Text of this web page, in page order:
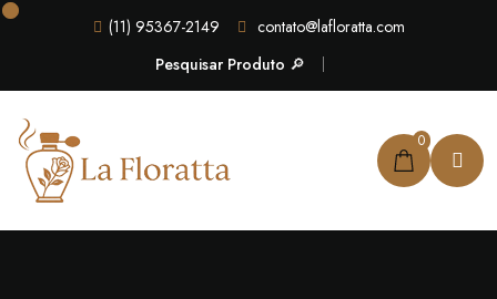
(11) 95367-2149
contato@lafloratta.com
Pesquisar Produto 🔎
0